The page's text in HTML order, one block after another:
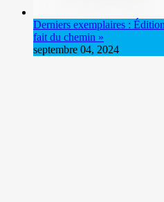
Derniers exemplaires :
fait du chemin »
septembre 04, 2024